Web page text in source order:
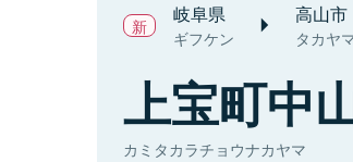
岐阜県
ギフケン
高山市
タカヤ
上宝町中
カミタカラチョウナカヤマ